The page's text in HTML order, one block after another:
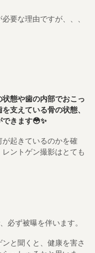
要な理由ですが、、、
態や歯の内部でおこっ
支えている骨の状態、
きます😳✨
起きているのかを確
ントゲン撮影はとても
必ず被曝を伴います。
と聞くと、健康を害さ